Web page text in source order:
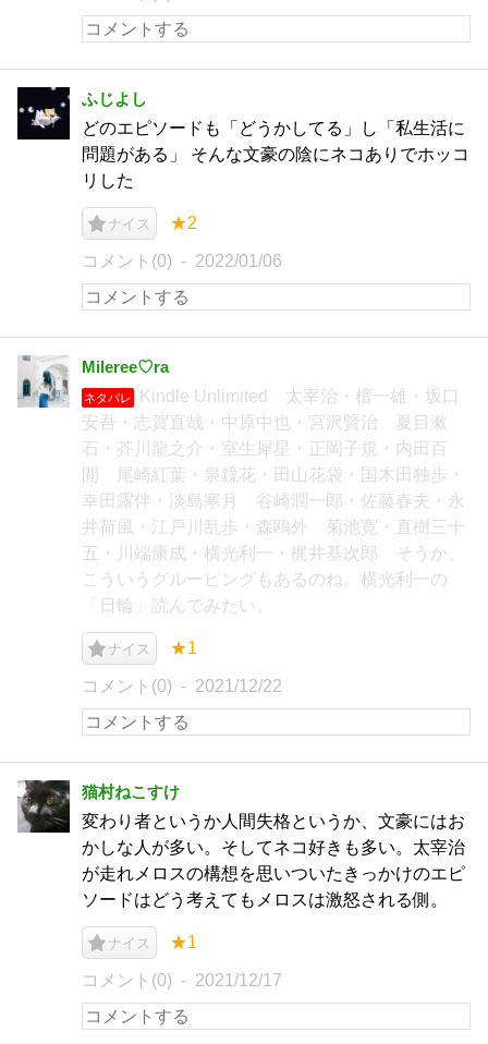
ふじよし
どのエピソードも「どうかしてる」し「私生活に
問題がある」 そんな文豪の陰にネコありでホッコ
リした
ナイス ★2
コメント(0) 2022/01/06
Mileree♡ra
ネタバレ
Kindle Unlimited 太宰治・檀一雄・坂口
安吾・志賀直哉・中原中也・宮沢賢治 夏目漱
石・芥川龍之介・室生犀星・正岡子規・内田百
閒 尾崎紅葉・泉鏡花・田山花袋・国木田独歩・
幸田露伴・淡島寒月 谷崎潤一郎・佐藤春夫・永
井荷風・江戸川乱歩・森鴎外 菊池寛・直樹三十
五・川端康成・横光利一・梶井基次郎 そうか、
こういうグルーピングもあるのね。横光利一の
「日輪」読んでみたい。
ナイス ★1
コメント(0) 2021/12/22
猫村ねこすけ
変わり者というか人間失格というか、文豪にはお
かしな人が多い。そしてネコ好きも多い。太宰治
が走れメロスの構想を思いついたきっかけのエピ
ソードはどう考えてもメロスは激怒される側。
ナイス ★1
コメント(0) 2021/12/17